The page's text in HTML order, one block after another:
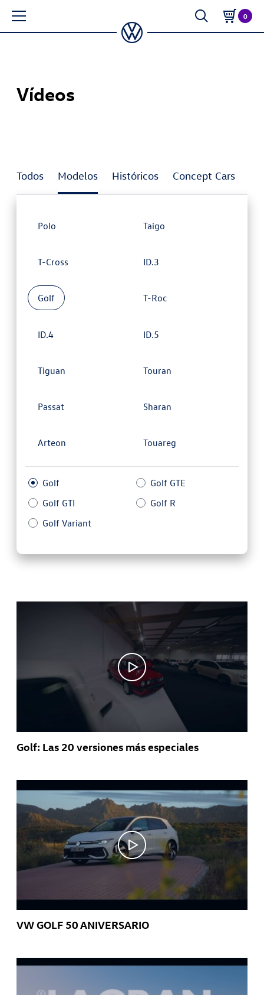
0
Vídeos
Todos Modelos Históricos Concept Cars
Polo Taigo
T-Cross ID.3
Golf T-Roc
ID.4 ID.5
Tiguan Touran
Passat Sharan
Arteon Touareg
Golf
Golf GTE
Golf GTI
Golf R
Golf Variant
Golf: Las 20 versiones más especiales
VW GOLF 50 ANIVERSARIO